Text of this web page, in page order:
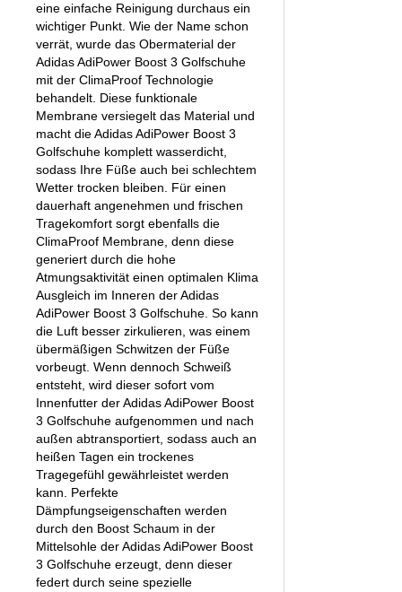
eine einfache Reinigung durchaus ein
wichtiger Punkt. Wie der Name schon
verrät, wurde das Obermaterial der
Adidas AdiPower Boost 3 Golfschuhe
mit der ClimaProof Technologie
behandelt. Diese funktionale
Membrane versiegelt das Material und
macht die Adidas AdiPower Boost 3
Golfschuhe komplett wasserdicht,
sodass Ihre Füße auch bei schlechtem
Wetter trocken bleiben. Für einen
dauerhaft angenehmen und frischen
Tragekomfort sorgt ebenfalls die
ClimaProof Membrane, denn diese
generiert durch die hohe
Atmungsaktivität einen optimalen Klima
Ausgleich im Inneren der Adidas
AdiPower Boost 3 Golfschuhe. So kann
die Luft besser zirkulieren, was einem
übermäßigen Schwitzen der Füße
vorbeugt. Wenn dennoch Schweiß
entsteht, wird dieser sofort vom
Innenfutter der Adidas AdiPower Boost
3 Golfschuhe aufgenommen und nach
außen abtransportiert, sodass auch an
heißen Tagen ein trockenes
Tragegefühl gewährleistet werden
kann. Perfekte
Dämpfungseigenschaften werden
durch den Boost Schaum in der
Mittelsohle der Adidas AdiPower Boost
3 Golfschuhe erzeugt, denn dieser
federt durch seine spezielle